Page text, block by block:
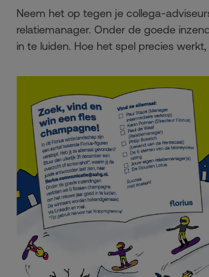
Neem het op tegen je collega-
relatiemanager. Onder de goede
in te luiden. Hoe het spel precies